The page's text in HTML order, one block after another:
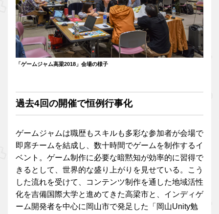
「ゲームジャム高梁2018」会場の様子
過去4回の開催で恒例行事化
ゲームジャムは職歴もスキルも多彩な参加者が会場で
即席チームを結成し、数十時間でゲームを制作するイ
ベント。ゲーム制作に必要な暗黙知が効率的に習得で
きるとして、世界的な盛り上がりを見せている。こう
した流れを受けて、コンテンツ制作を通した地域活性
化を吉備国際大学と進めてきた高梁市と、インディゲ
ーム開発者を中心に岡山市で発足した「岡山Unity勉